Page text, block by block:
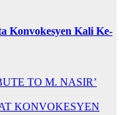
Konvokesyen Kali Ke-
KONVOKESYEN